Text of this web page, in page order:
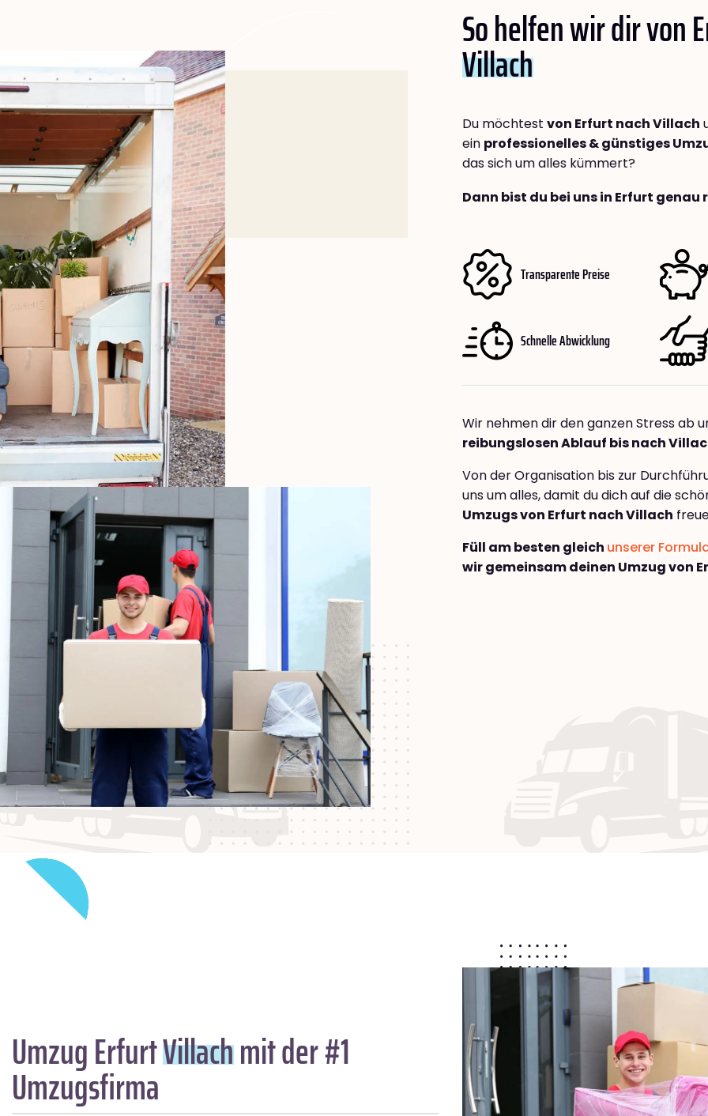
So helfen wir dir von
Villach
Du möchtest von Erfurt nach Villach
ein professionelles & günstiges
das sich um alles kümmert?
Dann bist du bei uns in Erfurt
Transparente Preise
Schnelle Abwicklung
Wir nehmen dir den ganzen Stress ab
reibungslosen Ablauf bis nach
Von der Organisation bis zur
uns um alles, damit du dich auf die
Umzugs von Erfurt nach Villach
Füll am besten gleich unserer
wir gemeinsam deinen Umzug von
Umzug ErfurtVillachmit der #1
Umzugsfirma